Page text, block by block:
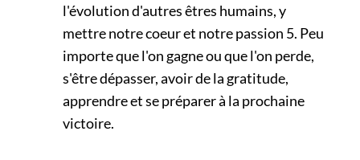
l'évolution d'autres êtres humains, y
mettre notre coeur et notre passion 5. Peu
importe que l'on gagne ou que l'on perde,
s'être dépasser, avoir de la gratitude,
apprendre et se préparer à la prochaine
victoire.